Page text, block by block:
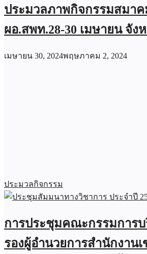
ประมวลภาพกิจกรรมสมาค
ผอ.สพท.28-30 เมษายน จั
เมษายน 30, 2024พฤษภาคม 2, 2024
ประมวลกิจกรรม
การประชุมคณะกรรมการ
รองผู้อำนวยการสำนักงาน